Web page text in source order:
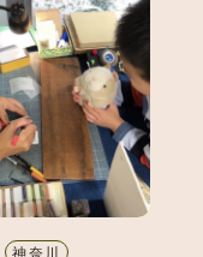
神奈川